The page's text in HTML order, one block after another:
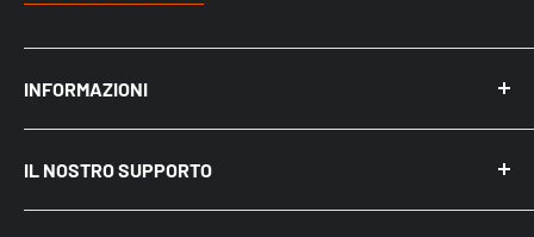
INFORMAZIONI
Chi siamo
Acquistare nel Negozio Fisico
Spedizioni
IL NOSTRO SUPPORTO
Mio Account